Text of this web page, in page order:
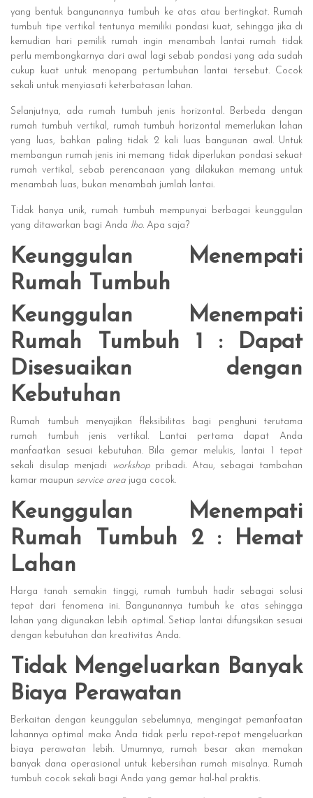
yang bentuk bangunannya tumbuh ke atas atau bertingkat. Rumah
tumbuh tipe vertikal tentunya memiliki pondasi kuat, sehingga jika di
kemudian hari pemilik rumah ingin menambah lantai rumah tidak
perlu membongkarnya dari awal lagi sebab pondasi yang ada sudah
cukup kuat untuk menopang pertumbuhan lantai tersebut. Cocok
sekali untuk menyiasati keterbatasan lahan.
Selanjutnya, ada rumah tumbuh jenis horizontal. Berbeda dengan
rumah tumbuh vertikal, rumah tumbuh horizontal memerlukan lahan
yang luas, bahkan paling tidak 2 kali luas bangunan awal. Untuk
membangun rumah jenis ini memang tidak diperlukan pondasi sekuat
rumah vertikal, sebab perencanaan yang dilakukan memang untuk
menambah luas, bukan menambah jumlah lantai.
Tidak hanya unik, rumah tumbuh mempunyai berbagai keunggulan
yang ditawarkan bagi Anda lho. Apa saja?
Keunggulan Menempati
Rumah Tumbuh
Keunggulan Menempati
Rumah Tumbuh 1 : Dapat
Disesuaikan dengan
Kebutuhan
Rumah tumbuh menyajikan fleksibilitas bagi penghuni terutama
rumah tumbuh jenis vertikal. Lantai pertama dapat Anda
manfaatkan sesuai kebutuhan. Bila gemar melukis, lantai 1 tepat
sekali disulap menjadi
workshoppribadi. Atau, sebagai tambahan
kamar maupun service area juga cocok.
Keunggulan Menempati
Rumah Tumbuh 2 : Hemat
Lahan
Harga tanah semakin tinggi, rumah tumbuh hadir sebagai solusi
tepat dari fenomena ini. Bangunannya tumbuh ke atas sehingga
lahan yang digunakan lebih optimal. Setiap lantai difungsikan sesuai
dengan kebutuhan dan kreativitas Anda.
Tidak Mengeluarkan Banyak
Biaya Perawatan
Berkaitan dengan keunggulan sebelumnya, mengingat pemanfaatan
lahannya optimal maka Anda tidak perlu repot-repot mengeluarkan
biaya perawatan lebih. Umumnya, rumah besar akan memakan
banyak dana operasional untuk kebersihan rumah misalnya. Rumah
tumbuh cocok sekali bagi Anda yang gemar hal-hal praktis.